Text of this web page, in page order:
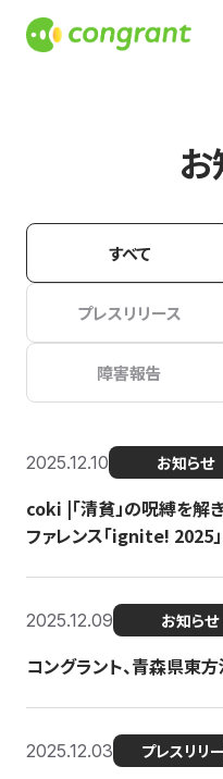
すべて
プレスリリース
障害報告
2025.12.10 お知らせ
coki |「清貧」の呪縛を
ファレンス「ignite! 2025
2025.12.09 お知らせ
コングラント、青森県東
2025.12.03 プレスリリ